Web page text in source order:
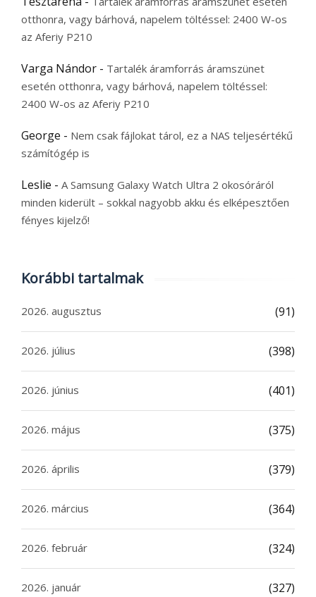
otthonra, vagy bárhová, napelem töltéssel: 2400 W-os
az Aferiy P210
Varga Nándor - Tartalék áramforrás áramszünet
esetén otthonra, vagy bárhová, napelem töltéssel:
2400 W-os az Aferiy P210
George - Nem csak fájlokat tárol, ez a NAS teljesértékű
számítógép is
Leslie - A Samsung Galaxy Watch Ultra 2 okosóráról
minden kiderült – sokkal nagyobb akku és elképesztően
fényes kijelző!
Korábbi tartalmak
2026. augusztus (91)
2026. július (398)
2026. június (401)
2026. május (375)
2026. április (379)
2026. március (364)
2026. február (324)
2026. január (327)